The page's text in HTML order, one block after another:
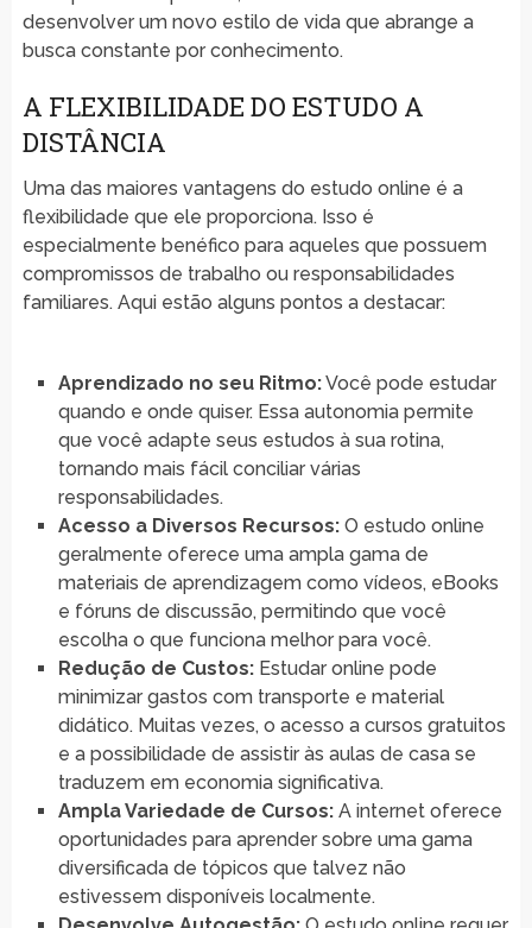
desenvolver um novo estilo de vida que abrange a
busca constante por conhecimento.
A FLEXIBILIDADE DO ESTUDO A
DISTÂNCIA
Uma das maiores vantagens do estudo online é a
flexibilidade que ele proporciona. Isso é
especialmente benéfico para aqueles que possuem
compromissos de trabalho ou responsabilidades
familiares. Aqui estão alguns pontos a destacar:
Aprendizado no seu Ritmo:Você pode estudar
quando e onde quiser. Essa autonomia permite
que você adapte seus estudos à sua rotina,
tornando mais fácil conciliar várias
responsabilidades.
Acesso a Diversos Recursos:O estudo online
geralmente oferece uma ampla gama de
materiais de aprendizagem como vídeos, eBooks
e fóruns de discussão, permitindo que você
escolha o que funciona melhor para você.
Redução de Custos:Estudar online pode
minimizar gastos com transporte e material
didático. Muitas vezes, o acesso a cursos gratuitos
e a possibilidade de assistir às aulas de casa se
traduzem em economia significativa.
Ampla Variedade de Cursos:A internet oferece
oportunidades para aprender sobre uma gama
diversificada de tópicos que talvez não
estivessem disponíveis localmente.